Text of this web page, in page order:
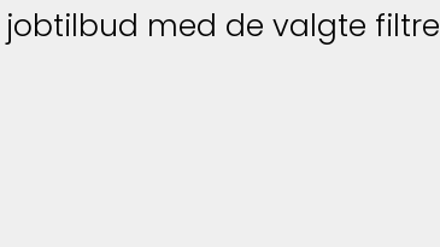
jobtilbud med de valgte filtre